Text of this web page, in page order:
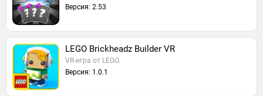
Версия: 2.53
LEGO Brickheadz Builder VR
VR-игра от LEGO.
Версия: 1.0.1